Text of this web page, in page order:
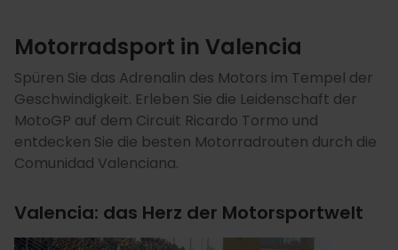
Motorradsport in Valencia
Spüren Sie das Adrenalin des Motors im Tempel der
Geschwindigkeit. Erleben Sie die Leidenschaft der
MotoGP auf dem Circuit Ricardo Tormo und
entdecken Sie die besten Motorradrouten durch die
Comunidad Valenciana.
Valencia: das Herz der Motorsportwelt